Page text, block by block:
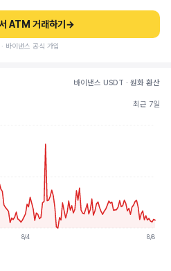
ATM 거래하기 →
바이낸스 공식 가입
바이낸스 USDT · 원화 환산
최근 7일
8/4 8/8